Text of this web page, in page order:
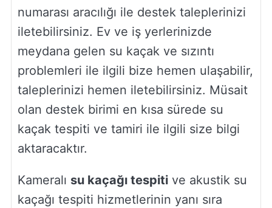
numarası aracılığı ile destek taleplerinizi
iletebilirsiniz. Ev ve iş yerlerinizde
meydana gelen su kaçak ve sızıntı
problemleri ile ilgili bize hemen ulaşabilir,
taleplerinizi hemen iletebilirsiniz. Müsait
olan destek birimi en kısa sürede su
kaçak tespiti ve tamiri ile ilgili size bilgi
aktaracaktır.
Kameralı su kaçağı tespiti ve akustik su
kaçağı tespiti hizmetlerinin yanı sıra